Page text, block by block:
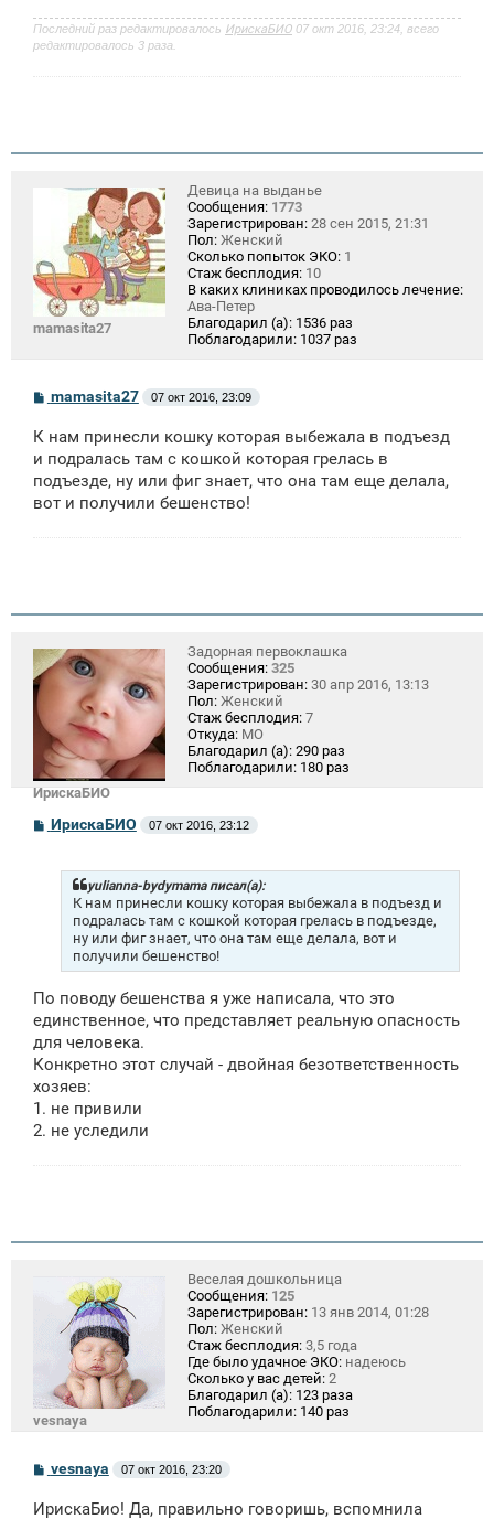
Последний раз редактировалось ИрискаБИО 07 окт 2016, 23:24, всего
редактировалось 3 раза.
mamasita27
Девица на выданье
Сообщения: 1773
Зарегистрирован: 28 сен 2015, 21:31
Пол: Женский
Сколько попыток ЭКО: 1
Стаж бесплодия: 10
В каких клиниках проводилось лечение:
Ава-Петер
Благодарил (а): 1536 раз
Поблагодарили: 1037 раз
С
б
щ
н
и
mamasita27 07 окт 2016, 23:09
К нам принесли кошку которая выбежала в подъезд
и подралась там с кошкой которая грелась в
подъезде, ну или фиг знает, что она там еще делала,
вот и получили бешенство!
ИрискаБИО
Задорная первоклашка
Сообщения: 325
Зарегистрирован: 30 апр 2016, 13:13
Пол: Женский
Стаж бесплодия: 7
Откуда: МО
Благодарил (а): 290 раз
Поблагодарили: 180 раз
СИрискаБИО 07 окт 2016, 23:12
yulianna-bydymama писал(а):
К нам принесли кошку которая выбежала в подъезд и
подралась там с кошкой которая грелась в подъезде,
ну или фиг знает, что она там еще делала, вот и
получили бешенство!
По поводу бешенства я уже написала, что это
единственное, что представляет реальную опасность
для человека.
Конкретно этот случай - двойная безответственность
хозяев:
1. не привили
2. не уследили
vesnaya
Веселая дошкольница
Сообщения: 125
Зарегистрирован: 13 янв 2014, 01:28
Пол: Женский
Стаж бесплодия: 3,5 года
Где было удачное ЭКО: надеюсь
Сколько у вас детей: 2
Благодарил (а): 123 раза
Поблагодарили: 140 раз
С
б
vesnaya 07 окт 2016, 23:20
ИрискаБио! Да, правильно говоришь, вспомнила